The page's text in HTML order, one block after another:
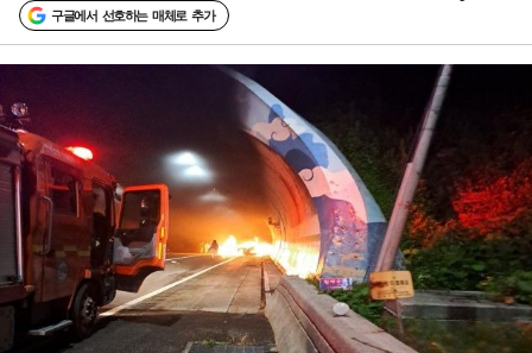
구글에서 선호하는 매체로 추가